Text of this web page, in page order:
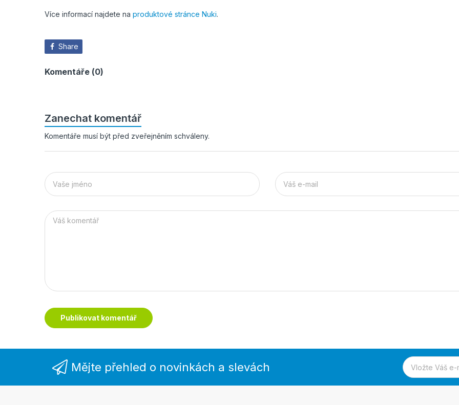
Více informací najdete na produktové stránce Nuki.
Share
Komentáře (0)
Zanechat komentář
Komentáře musí být před zveřejněním schváleny.
Publikovat komentář
Mějte přehled o novinkách a slevách